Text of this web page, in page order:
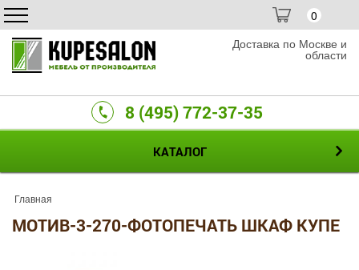
0
Доставка по Москве и
области
8 (495) 772-37-35
КАТАЛОГ
Главная
МОТИВ-3-270-ФОТОПЕЧАТЬ ШКАФ КУПЕ